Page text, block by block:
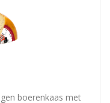
boerenkaas met